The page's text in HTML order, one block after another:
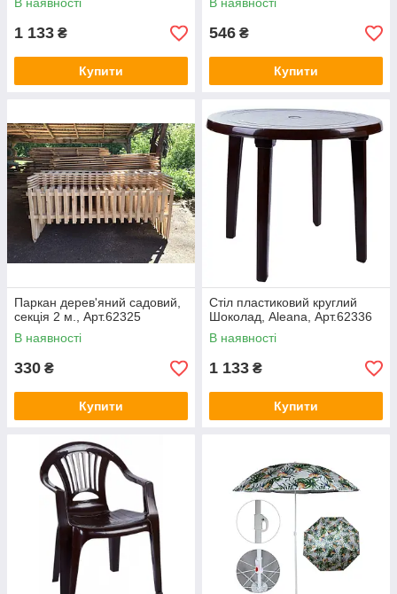
1 133 ₴
Купити
546 ₴
Купити
Паркан дерев'яний садовий,
секція 2 м., Арт.62325
В наявності
330 ₴
Купити
Стіл пластиковий круглий
Шоколад, Aleana, Арт.62336
В наявності
1 133 ₴
Купити